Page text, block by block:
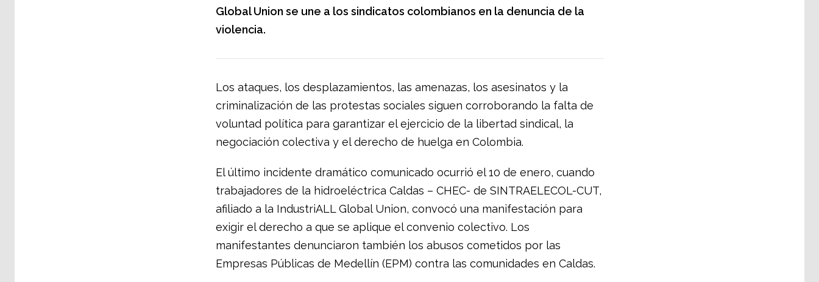
Global Union se une a los sindicatos colombianos en la denuncia de la
violencia.
Los ataques, los desplazamientos, las amenazas, los asesinatos y la
criminalización de las protestas sociales siguen corroborando la falta de
voluntad política para garantizar el ejercicio de la libertad sindical, la
negociación colectiva y el derecho de huelga en Colombia.
El último incidente dramático comunicado ocurrió el 10 de enero, cuando
trabajadores de la hidroeléctrica Caldas – CHEC- de SINTRAELECOL-CUT,
afiliado a la IndustriALL Global Union, convocó una manifestación para
exigir el derecho a que se aplique el convenio colectivo. Los
manifestantes denunciaron también los abusos cometidos por las
Empresas Públicas de Medellín (EPM) contra las comunidades en Caldas.